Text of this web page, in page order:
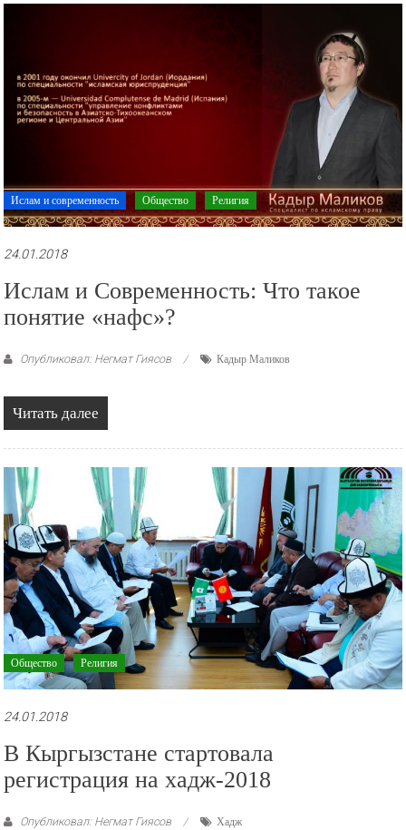
презентации.
Ислам и современность Общество Религия
24.01.2018
Ислам и Современность: Что такое
понятие «нафс»?
Опубликовал: Негмат Гиясов Кадыр Маликов
Читать далее
Общество Религия
24.01.2018
В Кыргызстане стартовала
регистрация на хадж-2018
Опубликовал: Негмат Гиясов Хадж